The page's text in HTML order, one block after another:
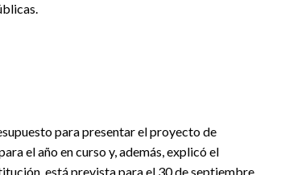
para presentar el proyecto de
el año en curso y, además, explicó el
está prevista para el 30 de septiembre